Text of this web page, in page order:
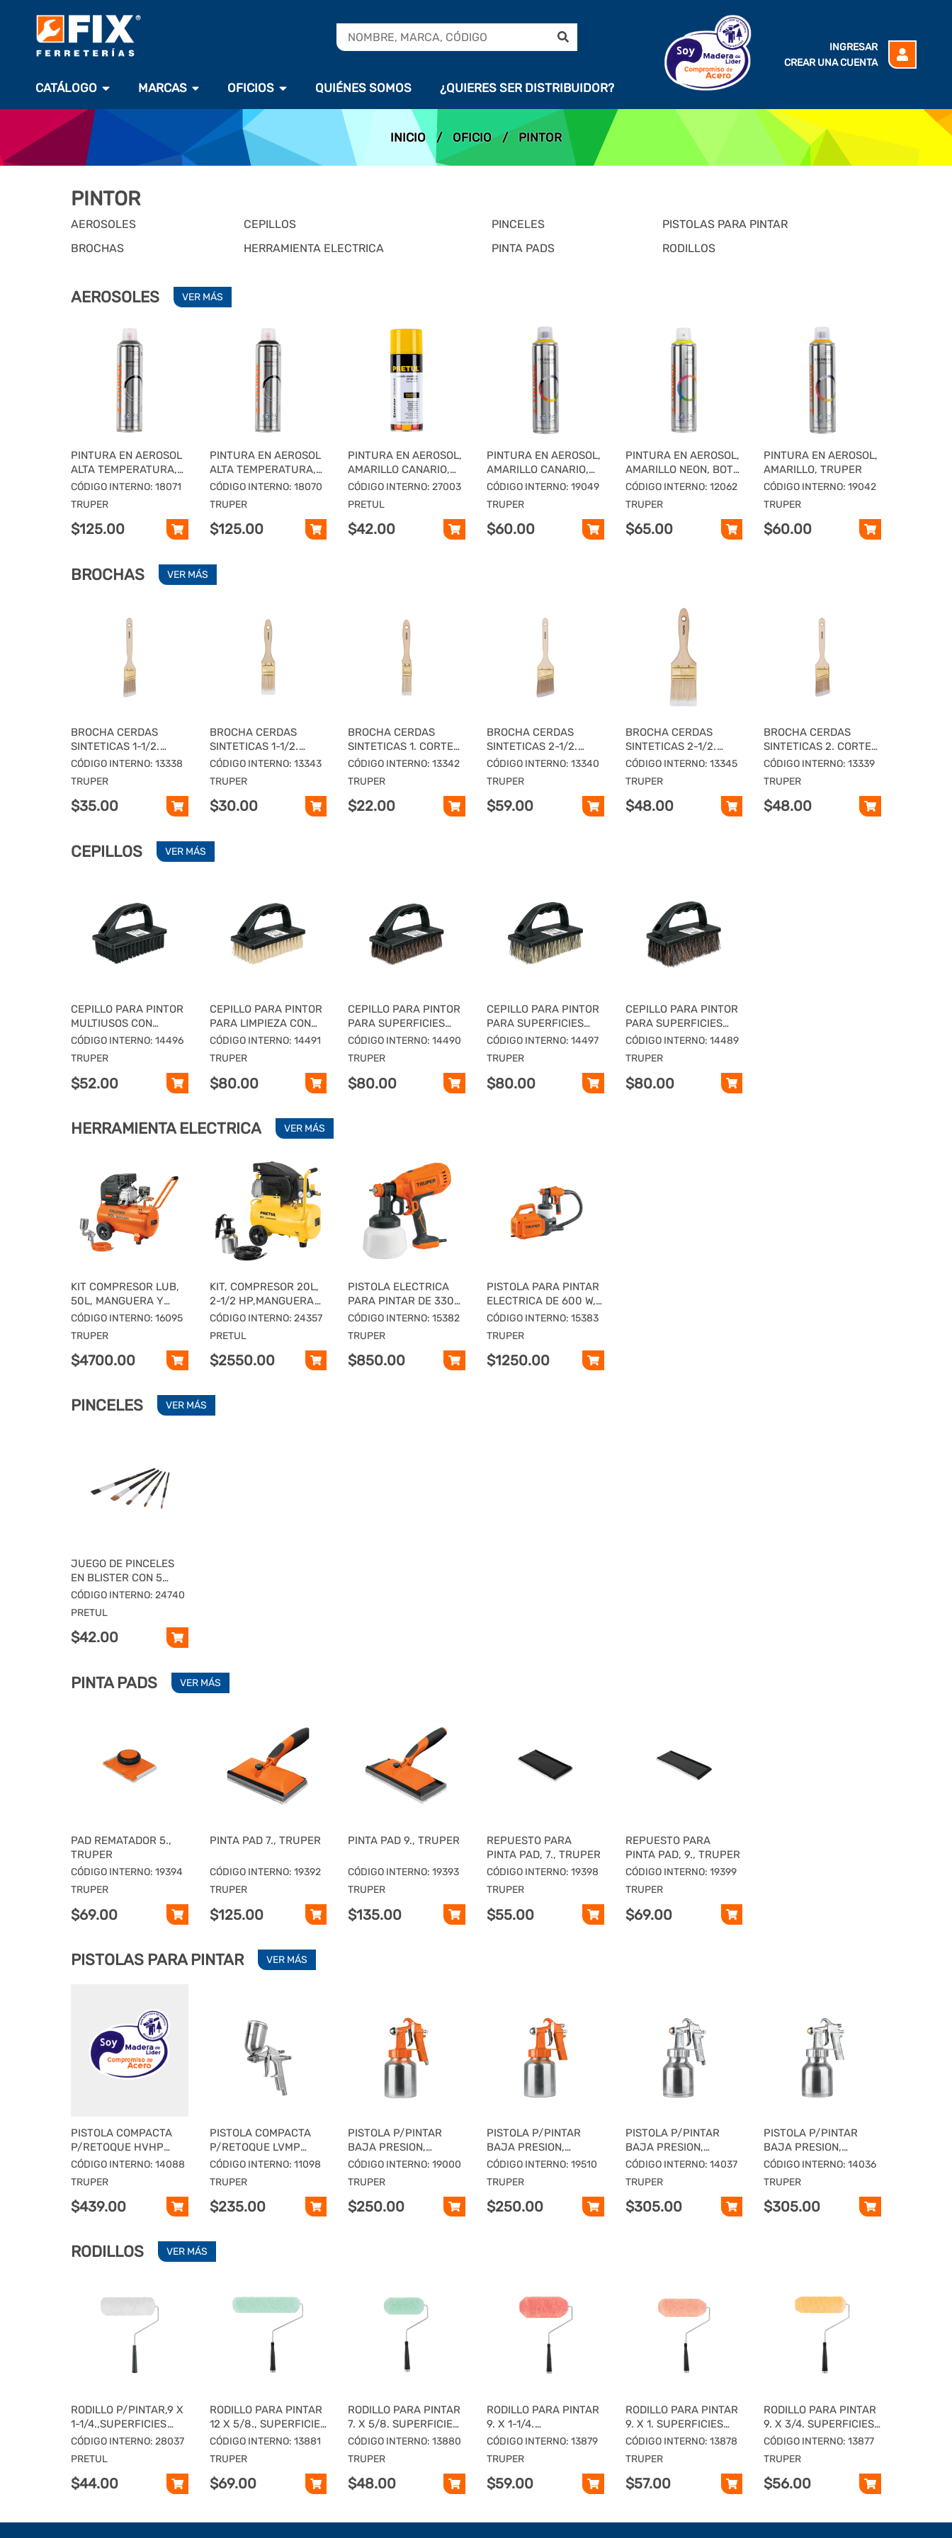
CATÁLOGO MARCAS OFICIOS QUIÉNES SOMOS ¿QUIERES SER DISTRIBUIDOR?
INGRESAR
CREAR UNA CUENTA
INICIO / OFICIO / PINTOR
PINTOR
AEROSOLES
BROCHAS
CEPILLOS
HERRAMIENTA ELECTRICA
PINCELES
PINTA PADS
PISTOLAS PARA PINTAR
RODILLOS
AEROSOLES VER MÁS
PINTURA EN AEROSOL
ALTA TEMPERATURA,
ALUMINIO, TRUPER
CÓDIGO INTERNO: 18071
TRUPER
$125.00
PINTURA EN AEROSOL
ALTA TEMPERATURA,
NEGRO, TRUPER
CÓDIGO INTERNO: 18070
TRUPER
$125.00
PINTURA EN AEROSOL,
AMARILLO CANARIO,
PRETUL
CÓDIGO INTERNO: 27003
PRETUL
$42.00
PINTURA EN AEROSOL,
AMARILLO CANARIO,
TRUPER
CÓDIGO INTERNO: 19049
TRUPER
$60.00
PINTURA EN AEROSOL,
AMARILLO NEON, BOTE
ESBELTO, 400 ML
CÓDIGO INTERNO: 12062
TRUPER
$65.00
PINTURA EN AEROSOL,
AMARILLO, TRUPER
CÓDIGO INTERNO: 19042
TRUPER
$60.00
BROCHAS VER MÁS
BROCHA CERDAS
SINTETICAS 1-1/2.
CORTE ANGULAR,
MANGO MADERA
CÓDIGO INTERNO: 13338
TRUPER
$35.00
BROCHA CERDAS
SINTETICAS 1-1/2.
CORTE RECTO, MANGO
DE MADERA
CÓDIGO INTERNO: 13343
TRUPER
$30.00
BROCHA CERDAS
SINTETICAS 1. CORTE
RECTO, MANGO DE
MADERA
CÓDIGO INTERNO: 13342
TRUPER
$22.00
BROCHA CERDAS
SINTETICAS 2-1/2.
CORTE ANGULAR,
MANGO MADERA
CÓDIGO INTERNO: 13340
TRUPER
$59.00
BROCHA CERDAS
SINTETICAS 2-1/2.
CORTE RECTO, MANGO
DE MADERA
CÓDIGO INTERNO: 13345
TRUPER
$48.00
BROCHA CERDAS
SINTETICAS 2. CORTE
ANGULAR, MANGO DE
MADERA
CÓDIGO INTERNO: 13339
TRUPER
$48.00
CEPILLOS VER MÁS
CEPILLO PARA PINTOR
MULTIUSOS CON
CERDAS SINTETICAS,
TRUPER
CÓDIGO INTERNO: 14496
TRUPER
$52.00
CEPILLO PARA PINTOR
PARA LIMPIEZA CON
CERDAS IXTLE,
TRUPER
CÓDIGO INTERNO: 14491
TRUPER
$80.00
CEPILLO PARA PINTOR
PARA SUPERFICIES
EXTRA-RUGOSAS,
TRUPER
CÓDIGO INTERNO: 14490
TRUPER
$80.00
CEPILLO PARA PINTOR
PARA SUPERFICIES
RUGOSAS, TRUPER
CÓDIGO INTERNO: 14497
TRUPER
$80.00
CEPILLO PARA PINTOR
PARA SUPERFICIES
SEMI-RUGOSAS,
TRUPER
CÓDIGO INTERNO: 14489
TRUPER
$80.00
HERRAMIENTA ELECTRICA VER MÁS
KIT COMPRESOR LUB,
50L, MANGUERA Y
PISTOLA GRAV,127V,
TRUPER
CÓDIGO INTERNO: 16095
TRUPER
$4700.00
KIT, COMPRESOR 20L,
2-1/2 HP,MANGUERA
PVC Y
PISTOLA,PRETUL
CÓDIGO INTERNO: 24357
PRETUL
$2550.00
PISTOLA ELECTRICA
PARA PINTAR DE 330
W, TRUPER
CÓDIGO INTERNO: 15382
TRUPER
$850.00
PISTOLA PARA PINTAR
ELECTRICA DE 600 W,
TRUPER
CÓDIGO INTERNO: 15383
TRUPER
$1250.00
PINCELES VER MÁS
JUEGO DE PINCELES
EN BLISTER CON 5
PIEZAS, PRETUL
CÓDIGO INTERNO: 24740
PRETUL
$42.00
PINTA PADS VER MÁS
PAD REMATADOR 5.,
TRUPER
CÓDIGO INTERNO: 19394
TRUPER
$69.00
PINTA PAD 7., TRUPER
CÓDIGO INTERNO: 19392
TRUPER
$125.00
PINTA PAD 9., TRUPER
CÓDIGO INTERNO: 19393
TRUPER
$135.00
REPUESTO PARA
PINTA PAD, 7., TRUPER
CÓDIGO INTERNO: 19398
TRUPER
$55.00
REPUESTO PARA
PINTA PAD, 9., TRUPER
CÓDIGO INTERNO: 19399
TRUPER
$69.00
PISTOLAS PARA PINTAR VER MÁS
PISTOLA COMPACTA
P/RETOQUE HVHP
VASO ALUM, 1.5 MM,
TRUPER
CÓDIGO INTERNO: 14088
TRUPER
$439.00
PISTOLA COMPACTA
P/RETOQUE LVMP
VASO ALUM, 0.5 MM,
TRUPER
CÓDIGO INTERNO: 11098
TRUPER
$235.00
PISTOLA P/PINTAR
BAJA PRESION,
NARANJA, ENTRADA
INF, TRUPER
CÓDIGO INTERNO: 19000
TRUPER
$250.00
PISTOLA P/PINTAR
BAJA PRESION,
NARANJA, ENTRADA
SUP, TRUPER
CÓDIGO INTERNO: 19510
TRUPER
$250.00
PISTOLA P/PINTAR
BAJA PRESION,
PULIDA, ENTRADA INF,
TRUPER
CÓDIGO INTERNO: 14037
TRUPER
$305.00
PISTOLA P/PINTAR
BAJA PRESION,
PULIDA, ENTRADA
SUP, TRUPER
CÓDIGO INTERNO: 14036
TRUPER
$305.00
RODILLOS VER MÁS
RODILLO P/PINTAR,9 X
1-1/4.,SUPERFICIES
EXTRA
RUGOSAS,PRETUL
CÓDIGO INTERNO: 28037
PRETUL
$44.00
RODILLO PARA PINTAR
12 X 5/8., SUPERFICIES
POCO RUGOSAS
CÓDIGO INTERNO: 13881
TRUPER
$69.00
RODILLO PARA PINTAR
7. X 5/8. SUPERFICIES
LISAS, TRUPER
CÓDIGO INTERNO: 13880
TRUPER
$48.00
RODILLO PARA PINTAR
9. X 1-1/4.
SUPERFICIES EXTRA
RUGOSAS
CÓDIGO INTERNO: 13879
TRUPER
$59.00
RODILLO PARA PINTAR
9. X 1. SUPERFICIES
MUY RUGOSAS,
TRUPER
CÓDIGO INTERNO: 13878
TRUPER
$57.00
RODILLO PARA PINTAR
9. X 3/4. SUPERFICIES
RUGOSAS, TRUPER
CÓDIGO INTERNO: 13877
TRUPER
$56.00